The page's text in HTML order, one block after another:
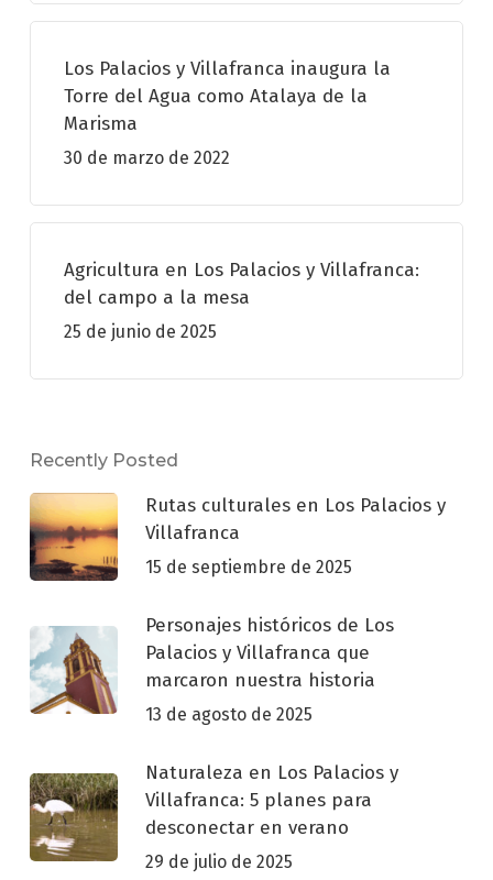
Los Palacios y Villafranca inaugura la
Torre del Agua como Atalaya de la
Marisma
30 de marzo de 2022
Agricultura en Los Palacios y Villafranca:
del campo a la mesa
25 de junio de 2025
Recently Posted
Rutas culturales en Los Palacios y
Villafranca
15 de septiembre de 2025
Personajes históricos de Los
Palacios y Villafranca que
marcaron nuestra historia
13 de agosto de 2025
Naturaleza en Los Palacios y
Villafranca: 5 planes para
desconectar en verano
29 de julio de 2025